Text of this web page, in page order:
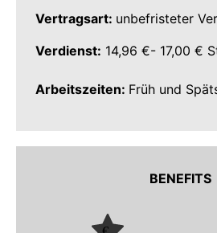
Vertragsart: unbefristeter
Verdienst: 14,96 €- 17,00 €
Arbeitszeiten: Früh und
BENEFITS